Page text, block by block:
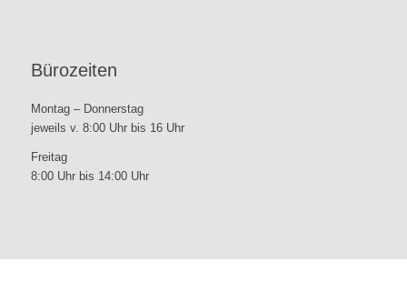
Bürozeiten
Montag – Donnerstag
jeweils v. 8:00 Uhr bis 16 Uhr
Freitag
8:00 Uhr bis 14:00 Uhr